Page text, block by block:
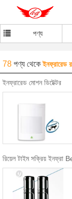
পণ্য
78 পণ্য থেকে ইনফ্রারেড
ইনফ্রারেড মোশন ডিটেক্টর
রিয়েল টাইম সক্রিয় ইনফ্রা